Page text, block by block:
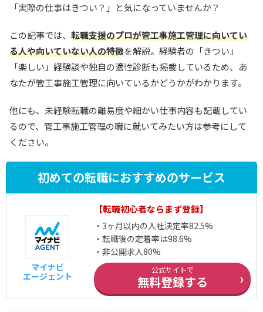
「実際の仕事はきつい？」と気になっていませんか？
この記事では、 転職支援のプロが管工事施工管理に向いてい
る人や向いていない人の特徴を解説。経験者の「きつい」
「楽しい」経験談や独自の適性診断も掲載しているため、あ
なたが管工事施工管理に向いているかどうかがわかります。
他にも、未経験転職の難易度や細かい仕事内容も記載してい
るので、管工事施工管理の職に就いてみたい方は参考にして
ください。
初めての転職におすすめのサービス
マイナビ
エージェント
【転職初心者ならまず登録】
・3ヶ月以内の入社決定率82.5%
・転職後の定着率は98.6%
・非公開求人80%
公式サイトで
無料登録する ›